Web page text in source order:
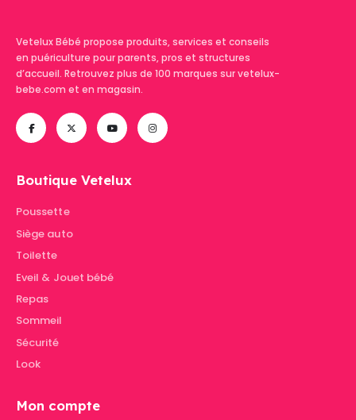
Vetelux Bébé propose produits, services et conseils
en puériculture pour parents, pros et structures
d’accueil. Retrouvez plus de 100 marques sur vetelux-
bebe.com et en magasin.
Boutique Vetelux
Poussette
Siège auto
Toilette
Eveil & Jouet bébé
Repas
Sommeil
Sécurité
Look
Mon compte